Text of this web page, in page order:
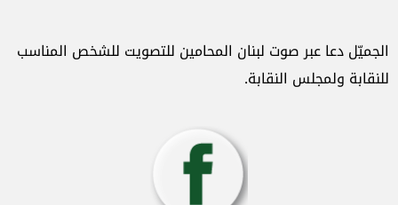
الجميّل دعا عبر صوت لبنان المحامين للتصويت للشخص المناسب
للنقابة ولمجلس النقابة.